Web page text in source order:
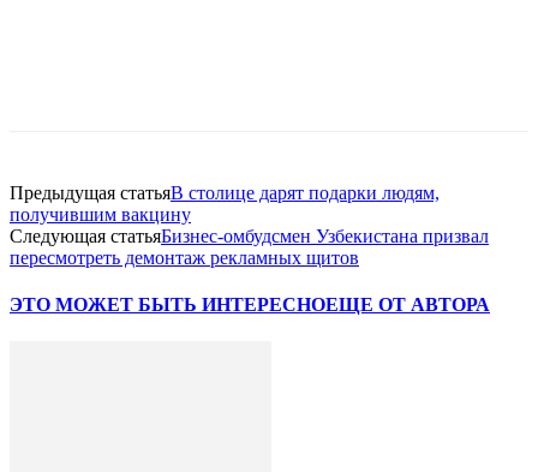
Предыдущая статьяВ столице дарят подарки людям,
получившим вакцину
Следующая статьяБизнес-омбудсмен Узбекистана призвал
пересмотреть демонтаж рекламных щитов
ЭТО МОЖЕТ БЫТЬ ИНТЕРЕСНОЕЩЕ ОТ АВТОРА